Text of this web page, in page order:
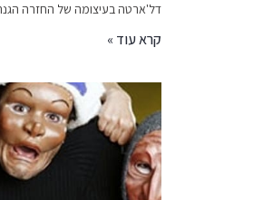
דל'ארטה בעיצומה של החזרה
קרא עוד »